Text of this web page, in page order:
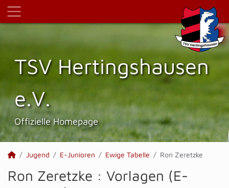
TSV Hertings­hausen
e.V.
Offizielle Homepage
Jugend E-Junioren Ewige Tabelle Ron Zeretzke
Ron Zeretzke : Vorlagen (E-